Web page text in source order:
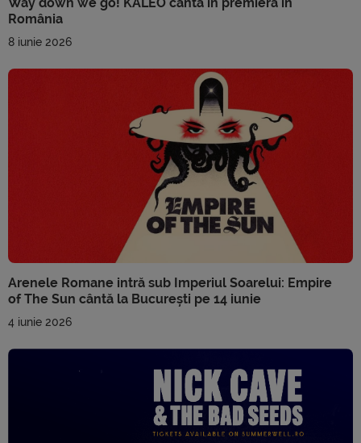
România
8 iunie 2026
Arenele Romane intră sub Imperiul Soarelui: Empire
of The Sun cântă la București pe 14 iunie
4 iunie 2026